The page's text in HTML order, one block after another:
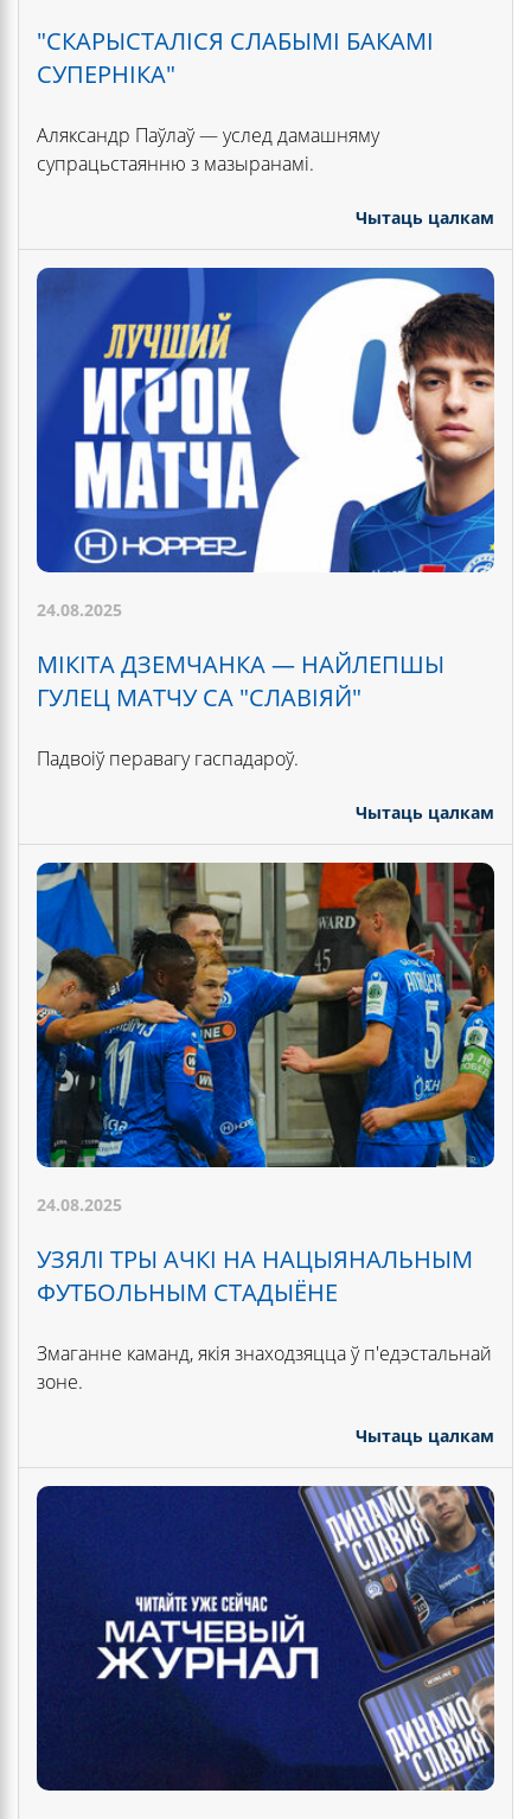
"СКАРЫСТАЛІСЯ СЛАБЫМІ БАКАМІ
СУПЕРНІКА"
Аляксандр Паўлаў — услед дамашняму
супрацьстаянню з мазыранамі.
Чытаць цалкам
24.08.2025
МІКІТА ДЗЕМЧАНКА — НАЙЛЕПШЫ
ГУЛЕЦ МАТЧУ СА "СЛАВІЯЙ"
Падвоіў перавагу гаспадароў.
Чытаць цалкам
24.08.2025
УЗЯЛІ ТРЫ АЧКІ НА НАЦЫЯНАЛЬНЫМ
ФУТБОЛЬНЫМ СТАДЫЁНЕ
Змаганне каманд, якія знаходзяцца ў п'едэстальнай
зоне.
Чытаць цалкам